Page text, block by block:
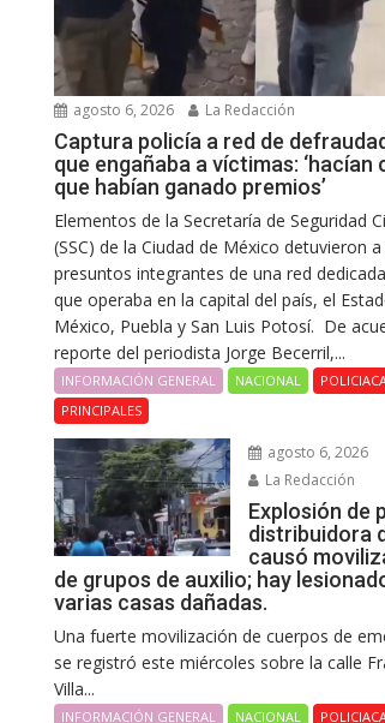
agosto 6, 2026 La Redacción
Captura policía a red de
que engañaba a víctimas: ‘hacían
que habían ganado premios’
Elementos de la Secretaría de Seguridad
(SSC) de la Ciudad de México detuvieron
presuntos integrantes de una red
que operaba en la capital del país, el
México, Puebla y San Luis Potosí. De
reporte del periodista Jorge Becerril,...
INFORMACIÓN GENERAL NACIONAL
PRINCIPALES
agosto 6, 2026
La Redacción
Explosión de
distribuidora
causó
de grupos de auxilio; hay
varias casas dañadas.
Una fuerte movilización de cuerpos de
se registró este miércoles sobre la calle
Villa...
INFORMACIÓN GENERAL NACIONAL